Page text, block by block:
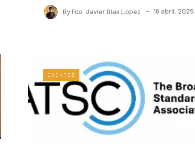
ByFco. Javier Blas Lopez 16 abril, 2025
EVENTOS